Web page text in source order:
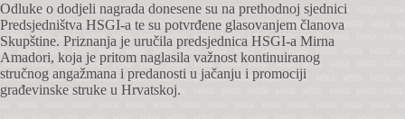
Odluke o dodjeli nagrada donesene su na prethodnoj sjednici
Predsjedništva HSGI-a te su potvrđene glasovanjem članova
Skupštine. Priznanja je uručila predsjednica HSGI-a Mirna
Amadori, koja je pritom naglasila važnost kontinuiranog
stručnog angažmana i predanosti u jačanju i promociji
građevinske struke u Hrvatskoj.